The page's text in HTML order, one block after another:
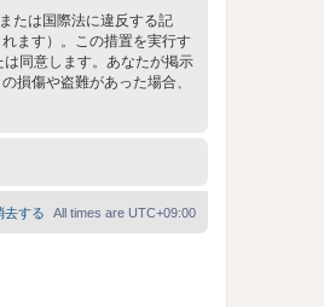
たは国際法に違反する記
ます）。この措置を実行す
同意します。あなたが掲示
損傷や盗難があった場合、
All times are UTC+09:00
去する